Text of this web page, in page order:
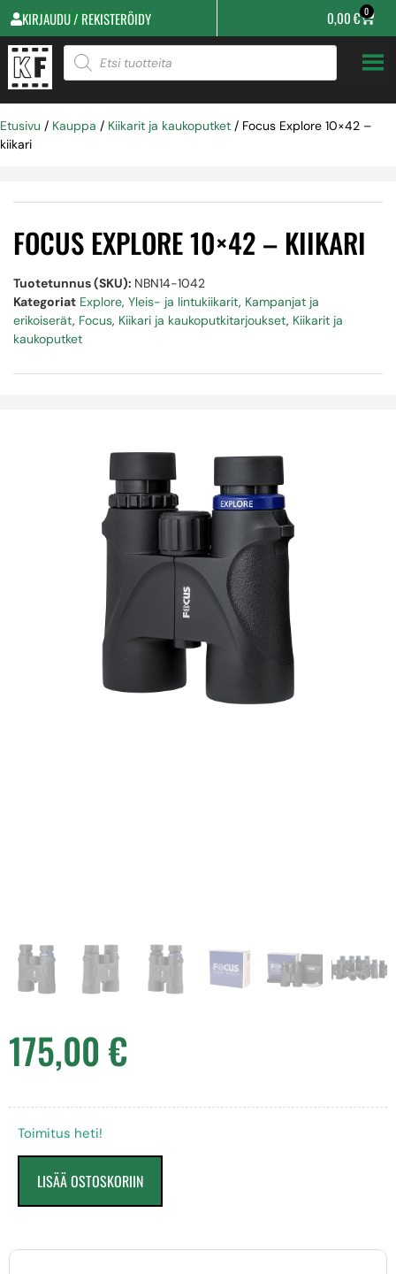
KIRJAUDU / REKISTERÖIDY 0,00€ 0
Etusivu / Kauppa / Kiikarit ja kaukoputket / Focus Explore 10×42 –
kiikari
FOCUS EXPLORE 10×42 – KIIKARI
Tuotetunnus (SKU): NBN14-1042
Kategoriat Explore, Yleis- ja lintukiikarit, Kampanjat ja
erikoiserät, Focus, Kiikari ja kaukoputkitarjoukset, Kiikarit ja
kaukoputket
175,00€
Toimitus heti!
LISÄÄ OSTOSKORIIN